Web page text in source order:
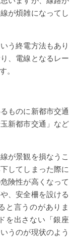
が煩雑になってし
う終電方法もあり
、電線となるレー
。
ものに新都市交通
新都市交通」など
が景観を損なうこ
してしまった際に
険性が高くなって
、安全柵を設ける
と言うのがありま
を出さない「銀座
うのが現状のよう